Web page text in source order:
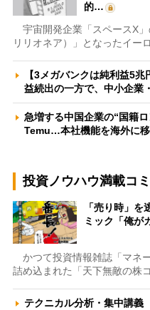
的…
宇宙開発企業「スペースX
リリオネア）」となったイー
【3メガバンクは純利益5
益続出の一方で、中小企業
急増する中国企業の“国籍
Temu…本社機能を海外に
投資ノウハウ満載コ
「売り時」
ミック「俺が
かつて投資情報雑誌「マネ
詰め込まれた「天下無敵の株
テクニカル分析・集中講義